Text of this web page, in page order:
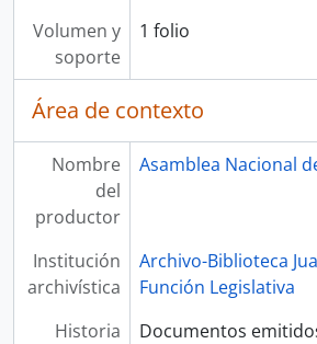
Volumen y
soporte
1 folio
Área de contexto
Nombre
del
productor
Asamblea Nacional
Institución
archivística
Archivo-Biblioteca
Función Legislativa
Historia
Documentos